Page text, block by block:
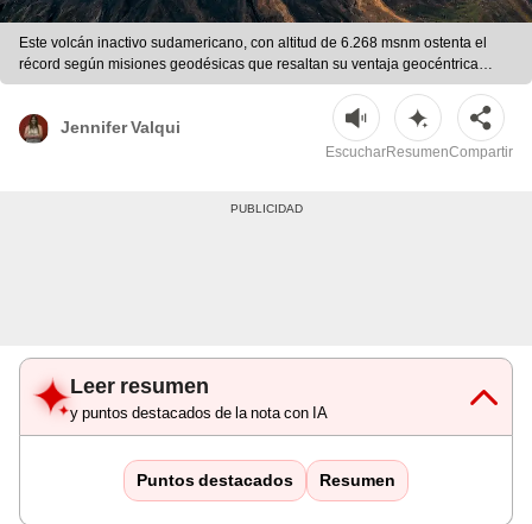
Este volcán inactivo sudamericano, con altitud de 6.268 msnm ostenta el
récord según misiones geodésicas que resaltan su ventaja geocéntrica
frente al Everest. | Ilustración con IA/ChatGPT
Jennifer Valqui
EscucharResumenCompartir
Leer resumen
y puntos destacados de la nota con IA
Puntos destacados Resumen